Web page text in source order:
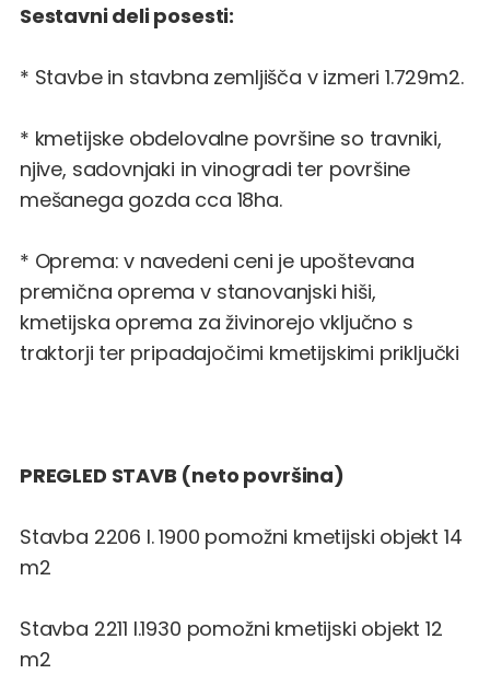
Sestavni deli posesti:
* Stavbe in stavbna zemljišča v izmeri 1.729m2.
* kmetijske obdelovalne površine so travniki,
njive, sadovnjaki in vinogradi ter površine
mešanega gozda cca 18ha.
* Oprema: v navedeni ceni je upoštevana
premična oprema v stanovanjski hiši,
kmetijska oprema za živinorejo vključno s
traktorji ter pripadajočimi kmetijskimi priključki
PREGLED STAVB (neto površina)
Stavba 2206 l. 1900 pomožni kmetijski objekt 14
m2
Stavba 2211 l.1930 pomožni kmetijski objekt 12
m2